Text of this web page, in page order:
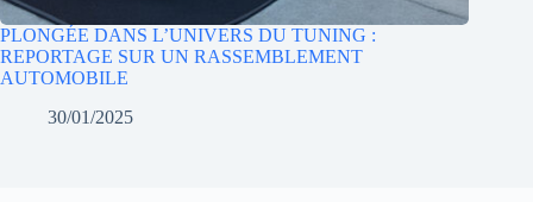
PLONGÉE DANS L’UNIVERS DU TUNING :
REPORTAGE SUR UN RASSEMBLEMENT
AUTOMOBILE
30/01/2025